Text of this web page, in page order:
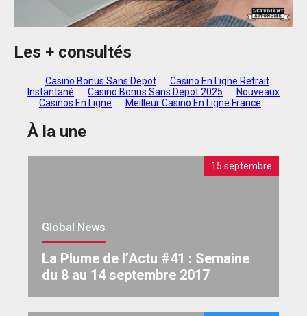
Les + consultés
Casino Bonus Sans Depot
Casino En Ligne Retrait
Instantané
Casino Bonus Sans Depot 2025
Nouveaux
Casinos En Ligne
Meilleur Casino En Ligne France
À la une
15 septembre
Global News
La Plume de l’Actu #41 : Semaine
du 8 au 14 septembre 2017